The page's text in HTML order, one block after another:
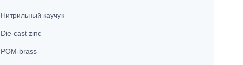
Нитрильный каучук
Die-cast zinc
POM-brass